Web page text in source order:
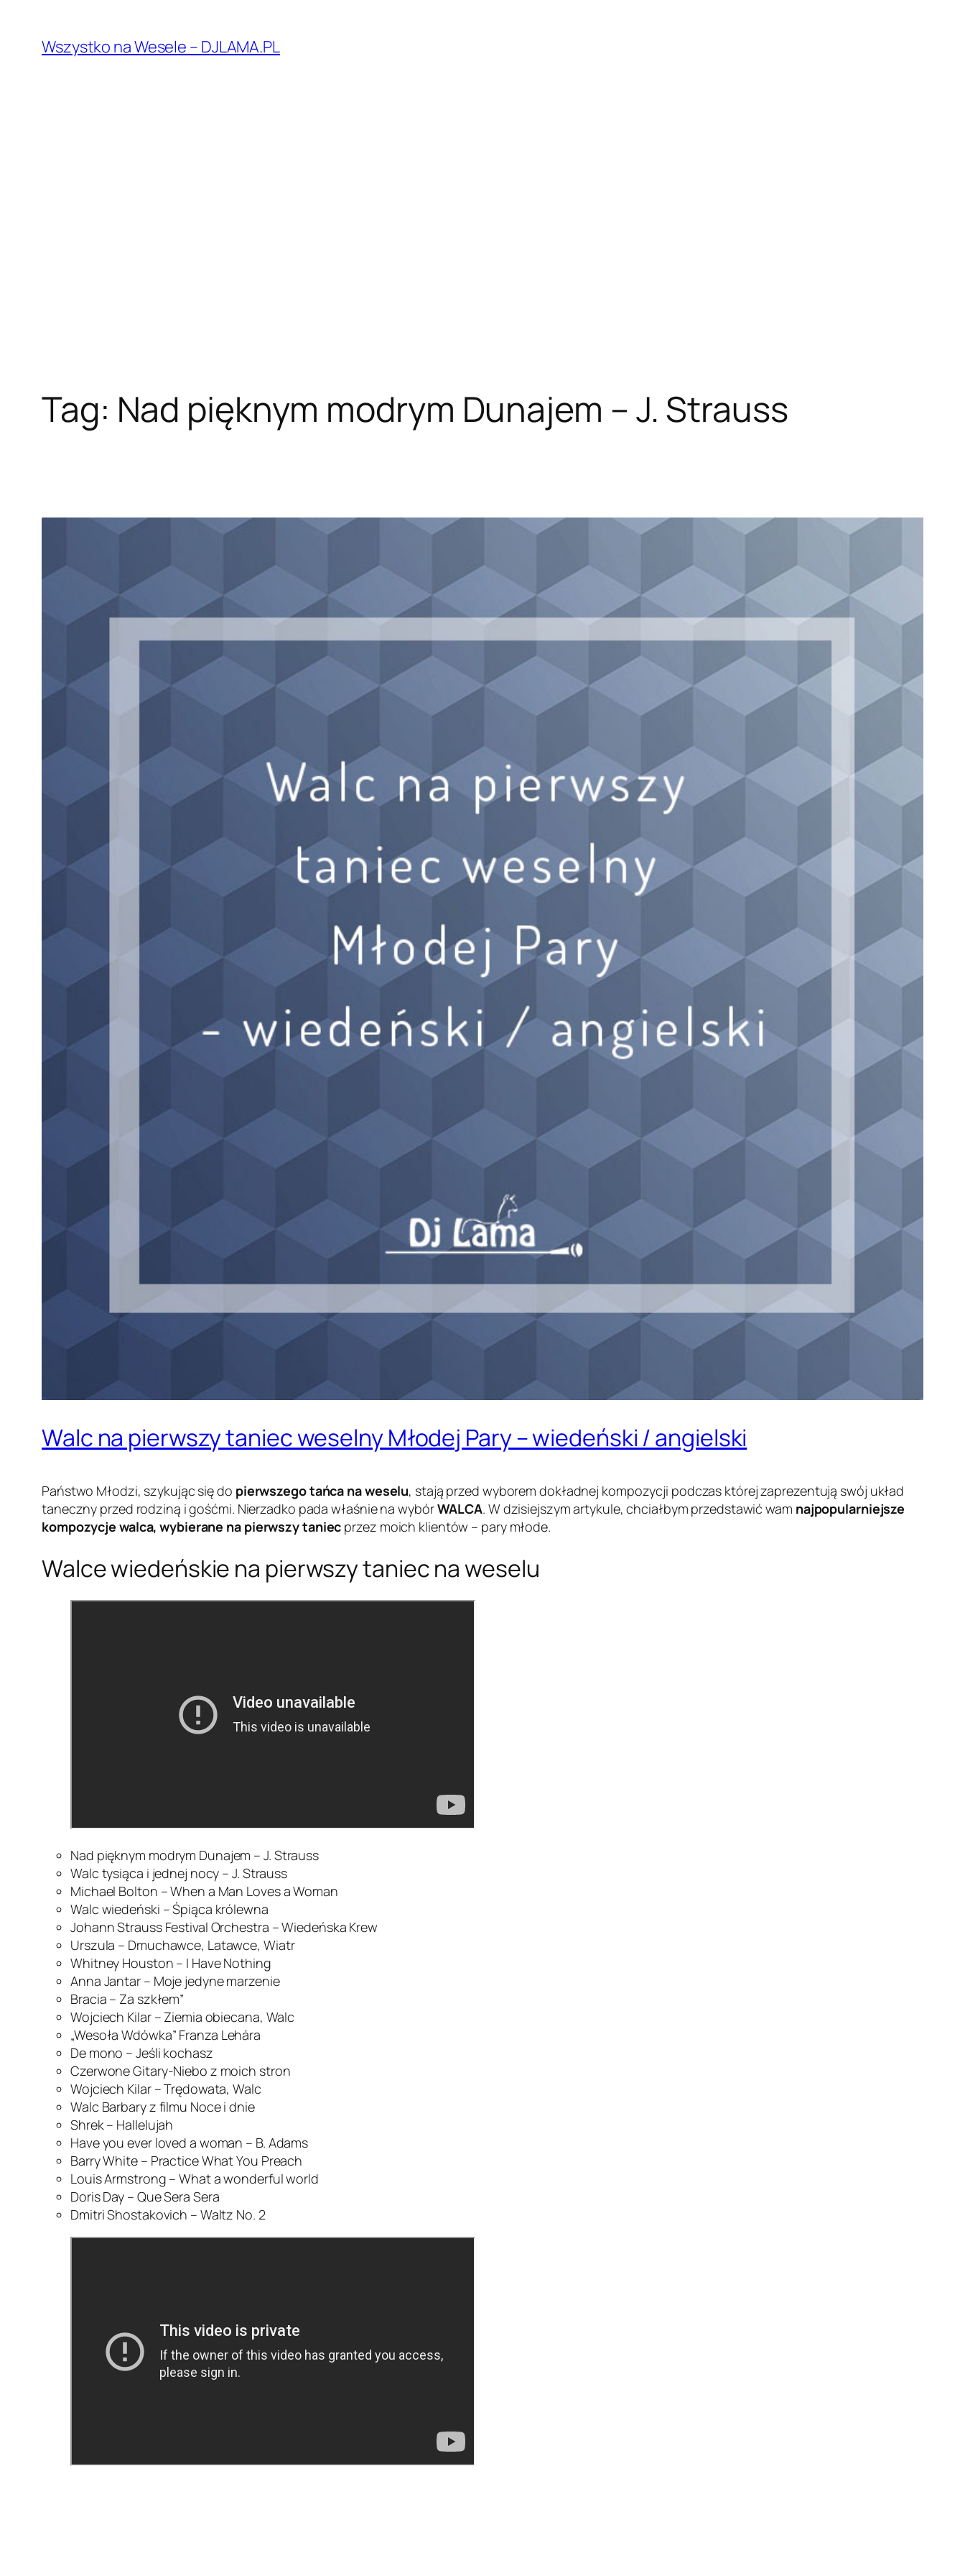
treści
Wszystko na Wesele – DJLAMA.PL
Tag: Nad pięknym modrym Dunajem – J. Strauss
Walc na pierwszy taniec weselny Młodej Pary – wiedeński / angielski
Państwo Młodzi, szykując się do pierwszego tańca na weselu, stają przed wyborem dokładnej kompozycji podczas której zaprezentują swój układ
taneczny przed rodziną i gośćmi. Nierzadko pada właśnie na wybórWALCA. W dzisiejszym artykule, chciałbym przedstawić wam najpopularniejsze
kompozycje walca, wybierane na pierwszy taniec przez moich klientów – pary młode.
Walce wiedeńskie na pierwszy taniec na weselu
Nad pięknym modrym Dunajem – J. Strauss
Walc tysiąca i jednej nocy – J. Strauss
Michael Bolton – When a Man Loves a Woman
Walc wiedeński – Śpiąca królewna
Johann Strauss Festival Orchestra – Wiedeńska Krew
Urszula – Dmuchawce, Latawce, Wiatr
Whitney Houston – I Have Nothing
Anna Jantar – Moje jedyne marzenie
Bracia – Za szkłem”
Wojciech Kilar – Ziemia obiecana, Walc
„Wesoła Wdówka” Franza Lehára
De mono – Jeśli kochasz
Czerwone Gitary-Niebo z moich stron
Wojciech Kilar – Trędowata, Walc
Walc Barbary z filmu Noce i dnie
Shrek – Hallelujah
Have you ever loved a woman – B. Adams
Barry White – Practice What You Preach
Louis Armstrong – What a wonderful world
Doris Day – Que Sera Sera
Dmitri Shostakovich – Waltz No. 2